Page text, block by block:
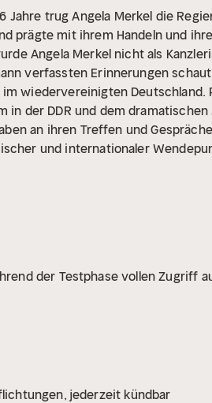
Jahre trug Angela Merkel die
prägte mit ihrem Handeln und
Angela Merkel nicht als
verfassten Erinnerungen
wiedervereinigten
der DDR und dem dramatischen
an ihren Treffen und
und internationaler
der Testphase vollen Zugriff
jederzeit kündbar